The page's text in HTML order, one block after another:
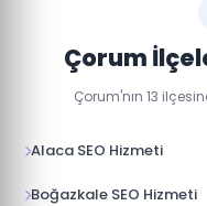
Çorum
Çorum'nın 13
Alaca SEO Hizmeti
Boğazkale SEO Hizmeti